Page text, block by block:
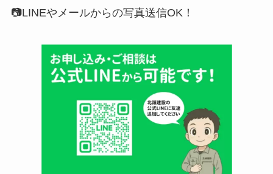
📷LINEやメールからの写真送信OK！